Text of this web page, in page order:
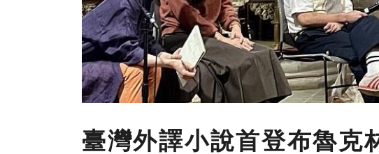
臺灣外譯小說首登布魯克